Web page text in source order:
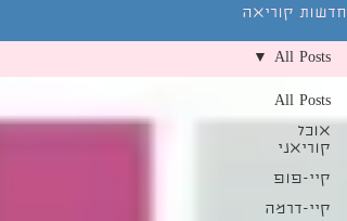
חדשות קוריאה
All Posts
אוכל
קוריאני
קיי-פופ
קיי-דרמה
All Posts